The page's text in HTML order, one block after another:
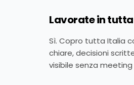
Lavorate in
Sì. Copro tutta Italia
chiare, decisioni
visibile senza meeting